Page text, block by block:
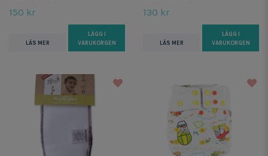
150 kr
LÄS MER
LÄGG I
VARUKORGEN
130 kr
LÄS MER
LÄGG I
VARUKORGEN